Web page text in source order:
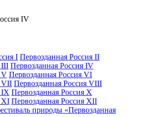
IV
I Первозданная Россия II
III Первозданная Россия IV
V Первозданная Россия VI
VII Первозданная Россия VIII
IX Первозданная Россия X
XI Первозданная Россия XII